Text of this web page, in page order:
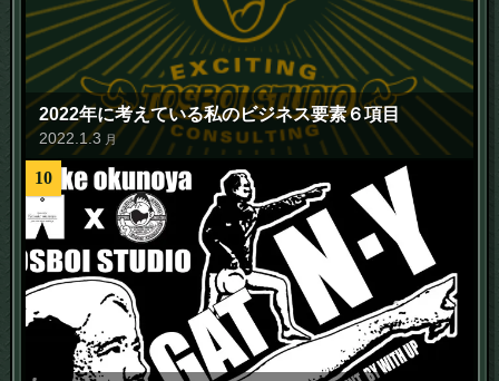
2022年に考えている私のビジネス要素６項目
2022 1.3 月
10